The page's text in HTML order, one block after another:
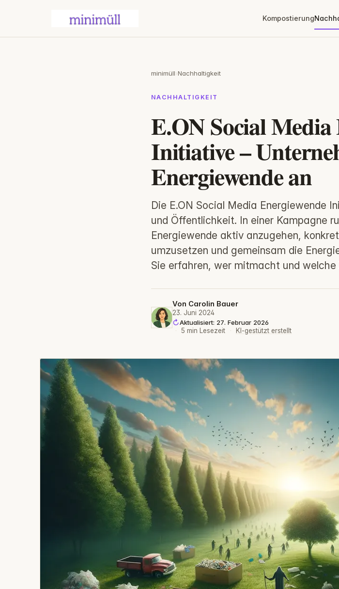
Kompostierung
minimüll›Nachhaltigkeit
NACHHALTIGKEIT
E.ON Social Media
Initiative –
Energiewende an
Die E.ON Social Media Energiewende
und Öffentlichkeit. In einer Kampagne
Energiewende aktiv anzugehen,
umzusetzen und gemeinsam die
Sie erfahren, wer mitmacht und welche
Von Carolin Bauer
23. Juni 2024
Aktualisiert: 27. Februar 2026
·
5 min Lesezeit · KI-gestützt erstellt